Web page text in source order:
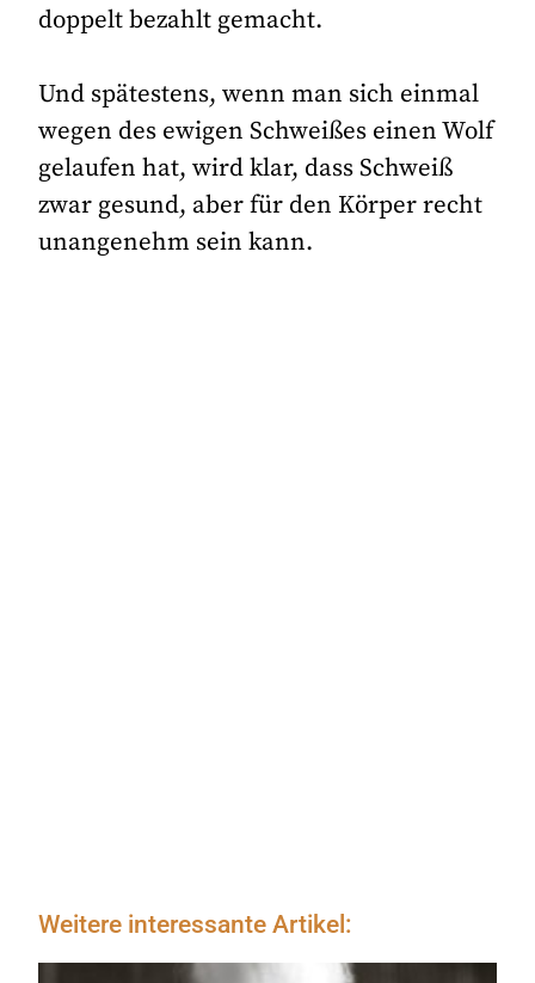
doppelt bezahlt gemacht.
Und spätestens, wenn man sich einmal
wegen des ewigen Schweißes einen Wolf
gelaufen hat, wird klar, dass Schweiß
zwar gesund, aber für den Körper recht
unangenehm sein kann.
Weitere interessante Artikel: